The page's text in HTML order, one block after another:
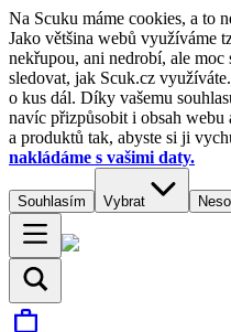
Na Scuku máme cookies, a to
Jako většina webů využíváme
nekřupou, ani nedrobí, ale
sledovat, jak Scuk.cz
o kus dál. Díky vašemu
navíc přizpůsobit i obsah webu
a produktů tak, abyste si ji
nakládáme s vašimi daty.
Souhlasím Vybrat